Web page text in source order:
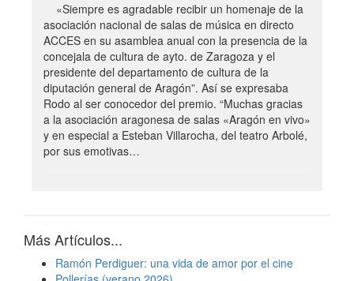
«Siempre es agradable recibir un homenaje de la
asociación nacional de salas de música en directo
ACCES en su asamblea anual con la presencia de la
concejala de cultura de ayto. de Zaragoza y el
presidente del departamento de cultura de la
diputación general de Aragón”. Así se expresaba
Rodo al ser conocedor del premio. “Muchas gracias
a la asociación aragonesa de salas «Aragón en vivo»
y en especial a Esteban Villarocha, del teatro Arbolé,
por sus emotivas…
Más Artículos...
Ramón Perdiguer: una vida de amor por el cine